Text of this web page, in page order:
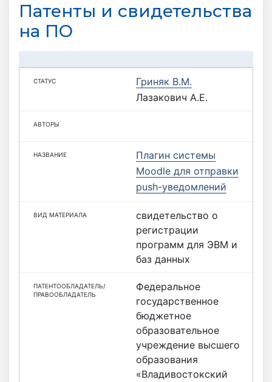
Патенты и свидетельства
на ПО
Гриняк В.М.
Лазакович А.Е.
Плагин системы
Moodle для отправки
push-уведомлений
свидетельство о
регистрации
программ для ЭВМ и
баз данных
Федеральное
государственное
бюджетное
образовательное
учреждение высшего
образования
«Владивостокский